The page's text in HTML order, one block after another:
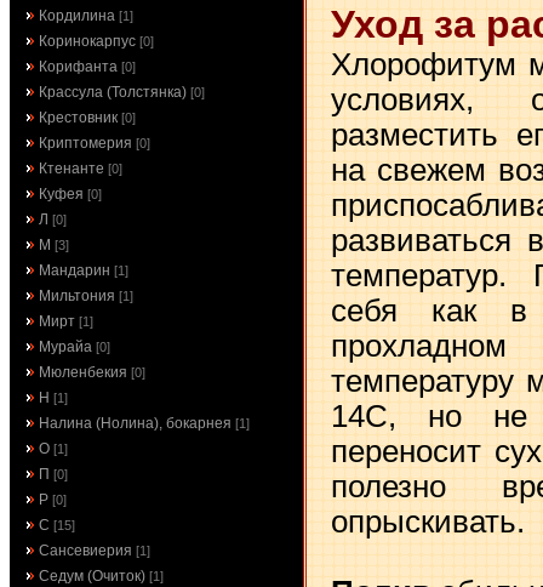
Кордилина [1]
Коринокарпус [0]
Корифанта [0]
Крассула (Толстянка) [0]
Крестовник [0]
Криптомерия [0]
Ктенанте [0]
Куфея [0]
Л [0]
М [3]
Мандарин [1]
Мильтония [1]
Мирт [1]
Мурайа [0]
Мюленбекия [0]
Н [1]
Налина (Нолина), бокарнея [1]
О [1]
П [0]
Р [0]
С [15]
Сансевиерия [1]
Седум (Очиток) [1]
Уход за
Хлорофитум
условиях,
разместить
на свежем
развиваться
температур.
себя как
температуру
14С, но не
переносит
полезно
опрыскивать.